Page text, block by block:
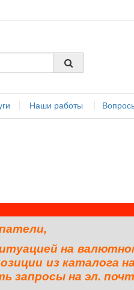
Наши работы
на
из каталога
запросы на эл.